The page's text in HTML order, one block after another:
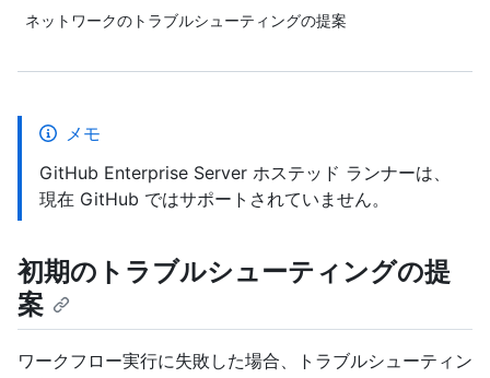
ネットワークのトラブルシューティングの提案
メモ
GitHub Enterprise Server ホステッド ランナーは、
現在 GitHub ではサポートされていません。
初期のトラブルシューティングの提
案
ワークフロー実行に失敗した場合、トラブルシューティン